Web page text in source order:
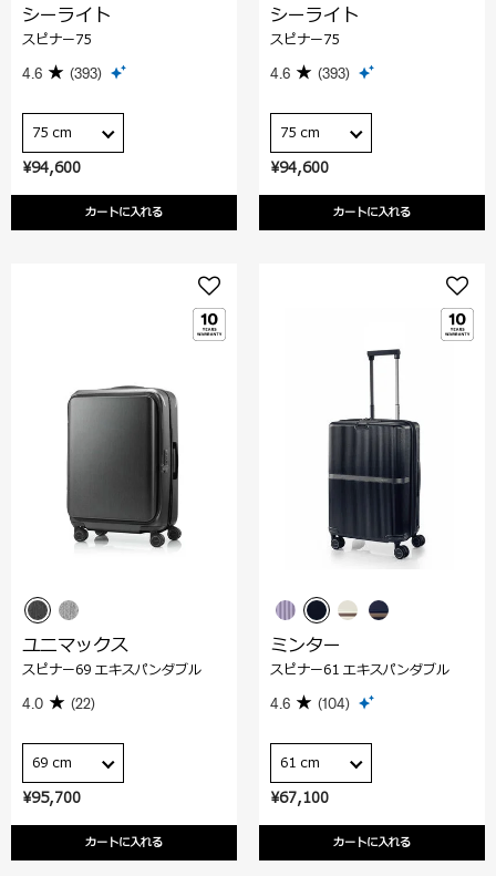
¥94,600
カートに入れる
シーライト
スピナー75
4.6 (393)
75 cm
¥94,600
カートに入れる
シーライト
スピナー75
4.6 (393)
75 cm
¥95,700
カートに入れる
ユニマックス
スピナー69 エキスパンダブル
4.0 (22)
69 cm
¥67,100
カートに入れる
ミンター
スピナー61 エキスパンダブル
4.6 (104)
61 cm